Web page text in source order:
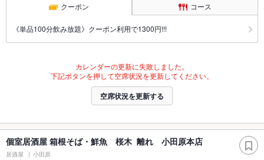
クーポン コース
《単品100分飲み放題》クーポン利用で1300円!!!
カレンダーの更新に失敗しました。
下記ボタンを押して空席状況を更新してください。
空席状況を更新する
個室居酒屋 箱根そば・鮮魚 桜木 離れ 小田原本店
居酒屋 小田原